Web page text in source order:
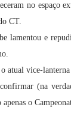
no espaço
CT.
lamentou e
atual vice-
(na
apenas o